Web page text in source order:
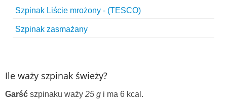
Szpinak Liście mrożony - (TESCO)
Szpinak zasmażany
Ile waży szpinak świeży?
Garść szpinaku waży 25 g i ma 6 kcal.